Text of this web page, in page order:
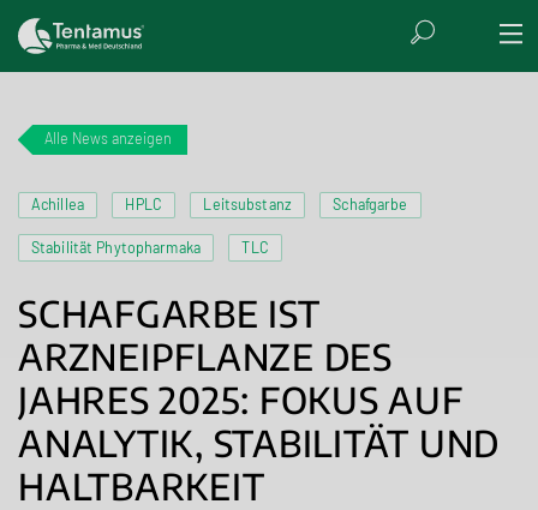
Alle News anzeigen
Achillea HPLC Leitsubstanz Schafgarbe
Stabilität Phytopharmaka TLC
SCHAFGARBE IST
ARZNEIPFLANZE DES
JAHRES 2025: FOKUS AUF
ANALYTIK, STABILITÄT UND
HALTBARKEIT